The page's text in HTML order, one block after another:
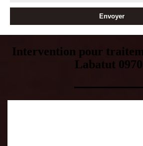
Intervention pour
Labatut